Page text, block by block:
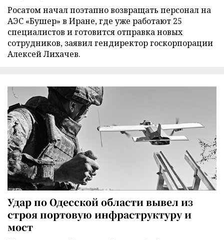
Росатом начал поэтапно возвращать персонал на
АЭС «Бушер» в Иране, где уже работают 25
специалистов и готовится отправка новых
сотрудников, заявил гендиректор госкорпорации
Алексей Лихачев.
Удар по Одесской области вывел из
строя портовую инфраструктуру и
мост